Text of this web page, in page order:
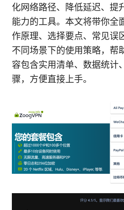
化网络路径、降低延迟、提
能力的工具。本文将带你全
作原理、选择要点、常见误
不同场景下的使用策略，帮
容包含实用清单、数据统计
骤，方便直接上手。